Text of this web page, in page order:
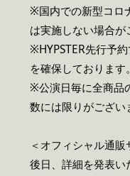
※国内での新型コロ
は実施しない場合が
※HYPSTER先行予
を確保しております。
※公演日毎に全商品
数には限りがござい
＜オフィシャル通
後日、詳細を発表い